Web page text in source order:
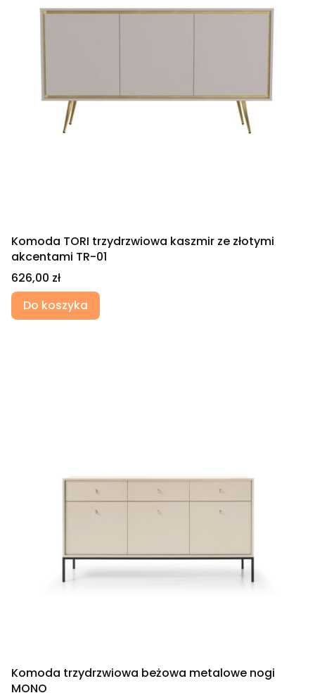
Komoda TORI trzydrzwiowa kaszmir ze złotymi
akcentami TR-01
Cena
626,00 zł
Do koszyka
Komoda trzydrzwiowa beżowa metalowe nogi
MONO